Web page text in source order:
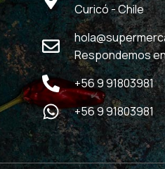
Curicó - Chile
Respondemos
+56 9 91803981
+56 9 91803981